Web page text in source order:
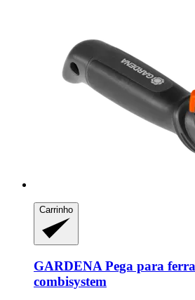
Carrinho
GARDENA Pega para
combisystem